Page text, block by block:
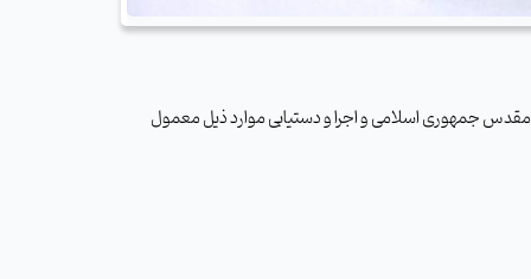
مقدس جمهوری اسلامی و اجرا و دستیابی موارد ذیل معمول